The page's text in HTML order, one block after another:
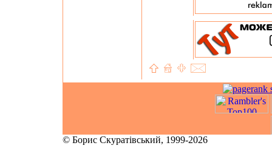
© Борис Скуратівський, 1999-2026